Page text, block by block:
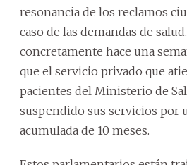
resonancia de los reclamos
caso de las demandas de
concretamente hace una
que el servicio privado que
pacientes del Ministerio de
suspendido sus servicios por
acumulada de 10 meses.